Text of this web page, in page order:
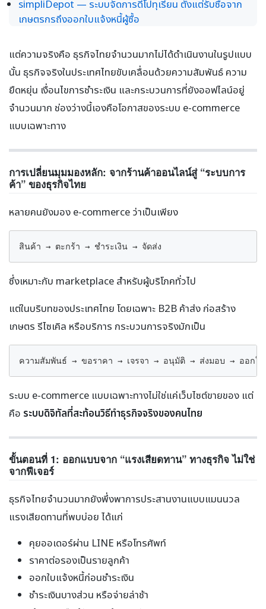
simpliDepot — ระบบจัดการดีโปทุเรียน ตั้งแต่รับซื้อจาก
เกษตรกรถึงออกใบแจ้งหนี้ผู้ซื้อ
แต่ความจริงคือ ธุรกิจไทยจำนวนมากไม่ได้ดำเนินงานในรูปแบบ
นั้น ธุรกิจจริงในประเทศไทยขับเคลื่อนด้วยความสัมพันธ์ ความ
ยืดหยุ่น เงื่อนไขการชำระเงิน และกระบวนการที่ยังออฟไลน์อยู่
จำนวนมาก ช่องว่างนี้เองคือโอกาสของระบบ e-commerce
แบบเฉพาะทาง
การเปลี่ยนมุมมองหลัก: จากร้านค้าออนไลน์สู่ “ระบบการ
ค้า” ของธุรกิจไทย
หลายคนยังมอง e-commerce ว่าเป็นเพียง
สินค้า → ตะกร้า → ชำระเงิน → จัดส่ง
ซึ่งเหมาะกับ marketplace สำหรับผู้บริโภคทั่วไป
แต่ในบริบทของประเทศไทย โดยเฉพาะ B2B ค้าส่ง ก่อสร้าง
เกษตร รีไซเคิล หรือบริการ กระบวนการจริงมักเป็น
ความสัมพันธ์ → ขอราคา → เจรจา → อนุมัติ → ส่งมอบ → ออกใบ
ระบบ e-commerce แบบเฉพาะทางไม่ใช่แค่เว็บไซต์ขายของ แต่
คือ ระบบดิจิทัลที่สะท้อนวิธีทำธุรกิจจริงของคนไทย
ขั้นตอนที่ 1: ออกแบบจาก “แรงเสียดทาน” ทางธุรกิจ ไม่ใช่
จากฟีเจอร์
ธุรกิจไทยจำนวนมากยังพึ่งพาการประสานงานแบบแมนนวล
แรงเสียดทานที่พบบ่อย ได้แก่
คุยออเดอร์ผ่าน LINE หรือโทรศัพท์
ราคาต่อรองเป็นรายลูกค้า
ออกใบแจ้งหนี้ก่อนชำระเงิน
ชำระเงินบางส่วน หรือจ่ายล่าช้า